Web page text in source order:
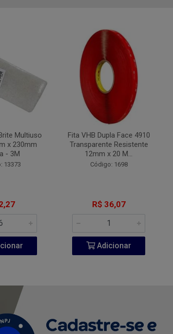
Multiuso
x 230mm
- 3M
13373
Fita VHB Dupla Face 4910
Transparente Resistente
12mm x 20 M...
Código: 1698
R$ 36,07
Adicionar